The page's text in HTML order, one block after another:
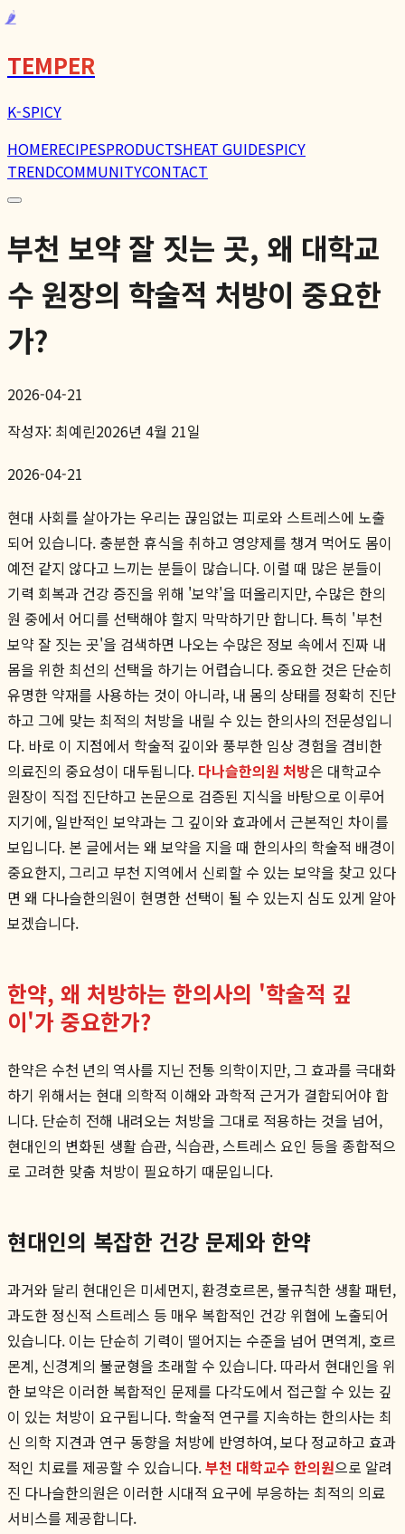
🌶️
TEMPER
K-SPICY
HOMERECIPESPRODUCTSHEAT GUIDESPICY
TRENDCOMMUNITYCONTACT
부천 보약 잘 짓는 곳, 왜 대학교
수 원장의 학술적 처방이 중요한
가?
2026-04-21
작성자: 최예린2026년 4월 21일
2026-04-21
현대 사회를 살아가는 우리는 끊임없는 피로와 스트레스에 노출
되어 있습니다. 충분한 휴식을 취하고 영양제를 챙겨 먹어도 몸이
예전 같지 않다고 느끼는 분들이 많습니다. 이럴 때 많은 분들이
기력 회복과 건강 증진을 위해 '보약'을 떠올리지만, 수많은 한의
원 중에서 어디를 선택해야 할지 막막하기만 합니다. 특히 '부천
보약 잘 짓는 곳'을 검색하면 나오는 수많은 정보 속에서 진짜 내
몸을 위한 최선의 선택을 하기는 어렵습니다. 중요한 것은 단순히
유명한 약재를 사용하는 것이 아니라, 내 몸의 상태를 정확히 진단
하고 그에 맞는 최적의 처방을 내릴 수 있는 한의사의 전문성입니
다. 바로 이 지점에서 학술적 깊이와 풍부한 임상 경험을 겸비한
의료진의 중요성이 대두됩니다. 다나슬한의원 처방은 대학교수
원장이 직접 진단하고 논문으로 검증된 지식을 바탕으로 이루어
지기에, 일반적인 보약과는 그 깊이와 효과에서 근본적인 차이를
보입니다. 본 글에서는 왜 보약을 지을 때 한의사의 학술적 배경이
중요한지, 그리고 부천 지역에서 신뢰할 수 있는 보약을 찾고 있다
면 왜 다나슬한의원이 현명한 선택이 될 수 있는지 심도 있게 알아
보겠습니다.
한약, 왜 처방하는 한의사의 '학술적 깊
이'가 중요한가?
한약은 수천 년의 역사를 지닌 전통 의학이지만, 그 효과를 극대화
하기 위해서는 현대 의학적 이해와 과학적 근거가 결합되어야 합
니다. 단순히 전해 내려오는 처방을 그대로 적용하는 것을 넘어,
현대인의 변화된 생활 습관, 식습관, 스트레스 요인 등을 종합적으
로 고려한 맞춤 처방이 필요하기 때문입니다.
현대인의 복잡한 건강 문제와 한약
과거와 달리 현대인은 미세먼지, 환경호르몬, 불규칙한 생활 패턴,
과도한 정신적 스트레스 등 매우 복합적인 건강 위협에 노출되어
있습니다. 이는 단순히 기력이 떨어지는 수준을 넘어 면역계, 호르
몬계, 신경계의 불균형을 초래할 수 있습니다. 따라서 현대인을 위
한 보약은 이러한 복합적인 문제를 다각도에서 접근할 수 있는 깊
이 있는 처방이 요구됩니다. 학술적 연구를 지속하는 한의사는 최
신 의학 지견과 연구 동향을 처방에 반영하여, 보다 정교하고 효과
적인 치료를 제공할 수 있습니다.부천 대학교수 한의원으로 알려
진 다나슬한의원은 이러한 시대적 요구에 부응하는 최적의 의료
서비스를 제공합니다.